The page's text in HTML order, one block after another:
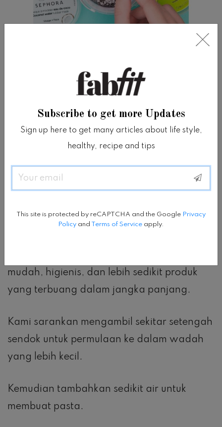
siapkan sebuah wadah kecil (Anda bisa
menggunakan kembali mask jars lama yang
masker jika Anda memilikinya.
dimiliki jika Anda suka menggunakan
mudah, higienis, dan lebih sedikit produk
yang terbuang dalam jangka panjang.
Kami sarankan mengambil sekitar setengah
sendok untuk permulaan ke dalam wadah
yang lebih kecil.
Kemudian tambahkan sedikit air untuk
membuat pasta.
Subscribe to get more Updates
Sign up here to get many articles about life style,
healthy, recipe and tips
Email
This site is protected by reCAPTCHA and the Google Privacy
Policy and Terms of Service apply.